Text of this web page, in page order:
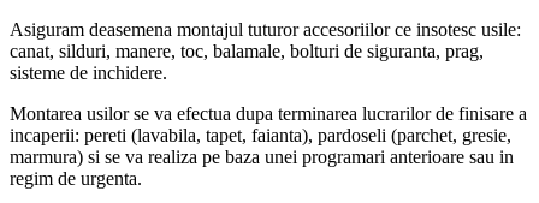
Asiguram deasemena montajul tuturor accesoriilor ce insotesc usile:
canat, silduri, manere, toc, balamale, bolturi de siguranta, prag,
sisteme de inchidere.
Montarea usilor se va efectua dupa terminarea lucrarilor de finisare a
incaperii: pereti (lavabila, tapet, faianta), pardoseli (parchet, gresie,
marmura) si se va realiza pe baza unei programari anterioare sau in
regim de urgenta.